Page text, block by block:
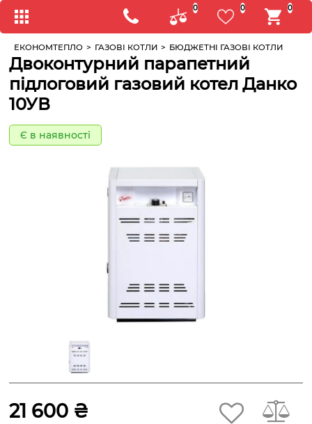
0 0 0
ЕКОНОМТЕПЛО > ГАЗОВІ КОТЛИ > БЮДЖЕТНІ ГАЗОВІ КОТЛИ
Двоконтурний парапетний
підлоговий газовий котел Данко
10УВ
Є в наявності
21 600 ₴